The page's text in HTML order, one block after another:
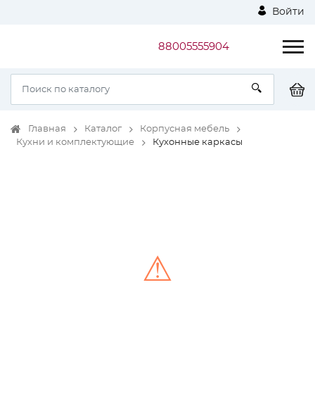
Войти
88005555904
Главная Каталог
Корпусная мебель
Кухни и комплектующие
Кухонные каркасы
⚠